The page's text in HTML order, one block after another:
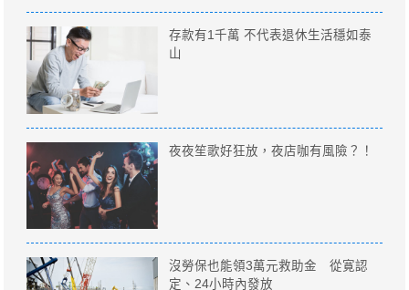
存款有1千萬 不代表退休生活穩如泰
山
夜夜笙歌好狂放，夜店咖有風險？！
沒勞保也能領3萬元救助金 從寛認
定、24小時內發放